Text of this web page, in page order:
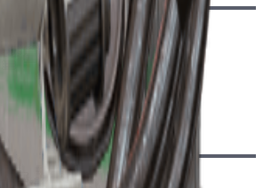
בעת מיחזור, תקבל